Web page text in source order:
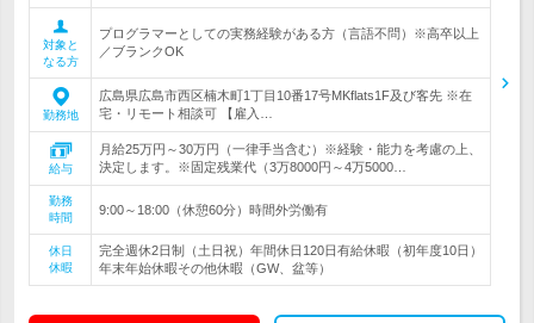
対象と
なる方
プログラマーとしての実務経験がある方（言語不問）※高卒以上
／ブランクOK
勤務地
広島県広島市西区楠木町1丁目10番17号MKflats1F及び客先 ※在
宅・リモート相談可 【雇入…
給与
月給25万円～30万円（一律手当含む）※経験・能力を考慮の上、
決定します。※固定残業代（3万8000円～4万5000…
勤務
時間
9:00～18:00（休憩60分）時間外労働有
休日
休暇
完全週休2日制（土日祝）年間休日120日有給休暇（初年度10日）
年末年始休暇その他休暇（GW、盆等）